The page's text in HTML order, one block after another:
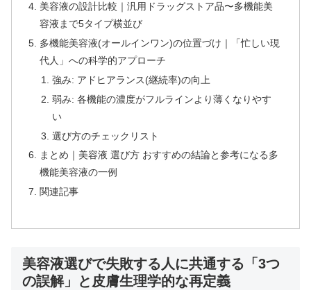
美容液の設計比較｜汎用ドラッグストア品〜多機能美
容液まで5タイプ横並び
多機能美容液(オールインワン)の位置づけ｜「忙しい現
代人」への科学的アプローチ
強み: アドヒアランス(継続率)の向上
弱み: 各機能の濃度がフルラインより薄くなりやす
い
選び方のチェックリスト
まとめ｜美容液 選び方 おすすめの結論と参考になる多
機能美容液の一例
関連記事
美容液選びで失敗する人に共通する「3つ
の誤解」と皮膚生理学的な再定義